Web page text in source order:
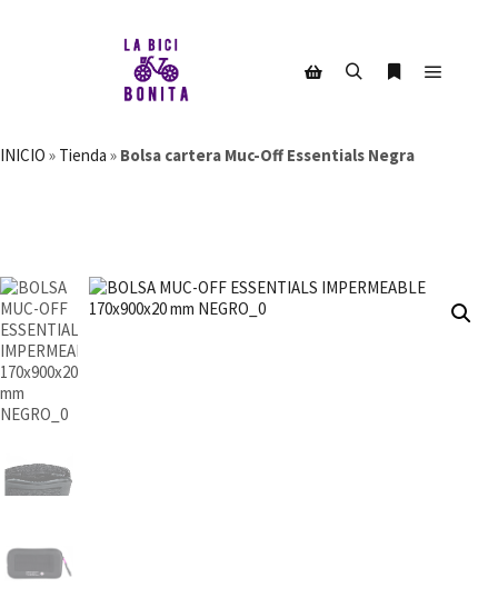
INICIO » Tienda » Bolsa cartera Muc-Off Essentials Negra